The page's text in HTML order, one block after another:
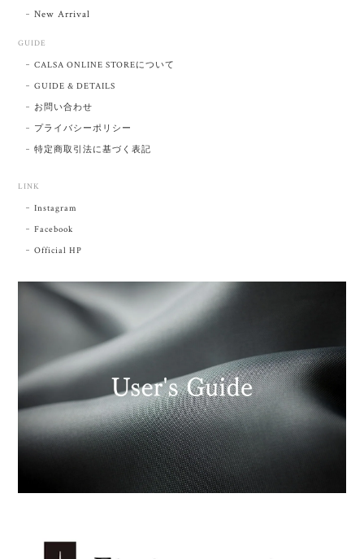
New Arrival
GUIDE
CALSA ONLINE STOREについて
GUIDE & DETAILS
お問い合わせ
プライバシーポリシー
特定商取引法に基づく表記
LINK
Instagram
Facebook
Official HP